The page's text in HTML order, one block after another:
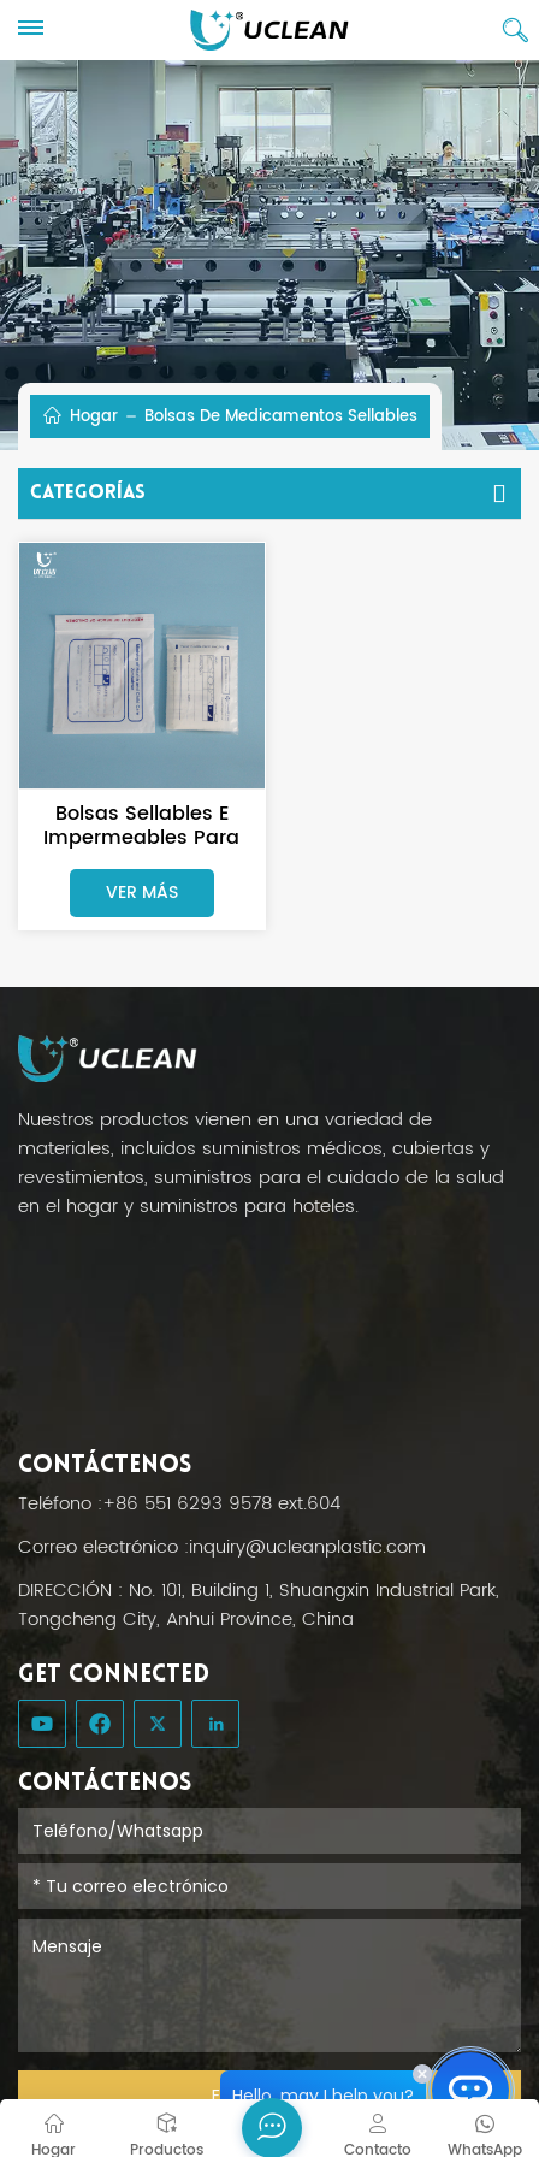
Hogar Bolsas De Medicamentos Sellables
Categorías
Bolsas Sellables E
Impermeables Para
Medicamentos, De Uso
Sanitario.
VER MÁS
Nuestros productos vienen en una variedad de
materiales, incluidos suministros médicos, cubiertas y
revestimientos, suministros para el cuidado de la salud
en el hogar y suministros para hoteles.
CONTÁCTENOS
Teléfono :+86 551 6293 9578 ext.604
Correo electrónico :inquiry@ucleanplastic.com
DIRECCIÓN : No. 101, Building 1, Shuangxin Industrial Park,
Tongcheng City, Anhui Province, China
GET CONNECTED
CONTÁCTENOS
ENTREGAR
Hogar Productos WhatsApp
Contacto
Hello, may I help you?